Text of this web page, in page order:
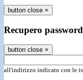
button close ×
Recupero password
button close ×
all'indirizzo indicato con le